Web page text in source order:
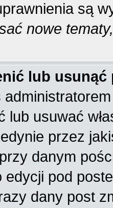
są
nowe
lub usunąć
lub usuwać
przez
przy danym
edycji pod
dany post